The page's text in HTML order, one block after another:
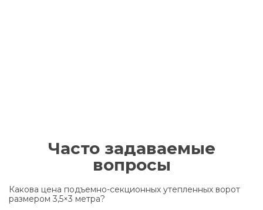
Часто задаваемые
вопросы
Какова цена подъемно-секционных утепленных ворот
размером 3,5×3 метра?